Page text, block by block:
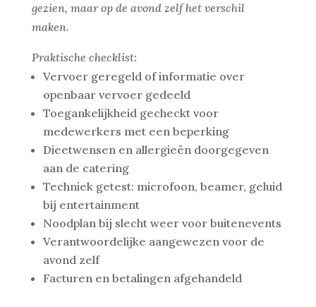
gezien, maar op de avond zelf het verschil
maken.
Praktische checklist:
Vervoer geregeld of informatie over
openbaar vervoer gedeeld
Toegankelijkheid gecheckt voor
medewerkers met een beperking
Dieetwensen en allergieën doorgegeven
aan de catering
Techniek getest: microfoon, beamer, geluid
bij entertainment
Noodplan bij slecht weer voor buitenevents
Verantwoordelijke aangewezen voor de
avond zelf
Facturen en betalingen afgehandeld